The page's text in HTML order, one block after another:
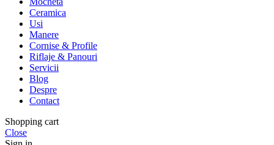
Ceramica
Usi
Manere
Cornise & Profile
Riflaje & Panouri
Servicii
Blog
Despre
Contact
Shopping cart
Close